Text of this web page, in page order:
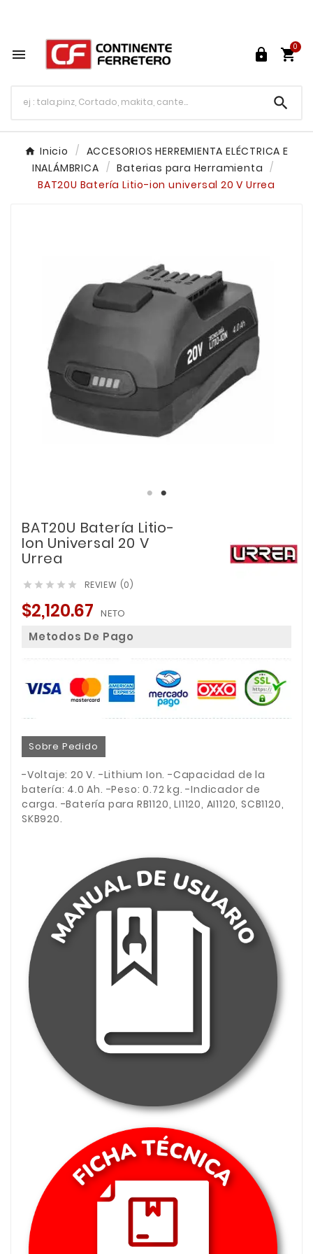
  
0

Inicio
ACCESORIOS HERREMIENTA ELÉCTRICA E
INALÁMBRICA
Baterias para Herramienta
BAT20U Batería Litio-ion universal 20 V Urrea
BAT20U Batería Litio-
Ion Universal 20 V
Urrea
     REVIEW (0)
$2,120.67 NETO
Metodos De Pago
Sobre Pedido
-Voltaje: 20 V. -Lithium Ion. -Capacidad de la
batería: 4.0 Ah. -Peso: 0.72 kg. -Indicador de
carga. -Batería para RB1120, LI1120, AI1120, SCB1120,
SKB920.